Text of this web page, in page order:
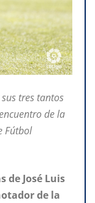
tres tantos
de la
Fútbol
de José Luis
de la